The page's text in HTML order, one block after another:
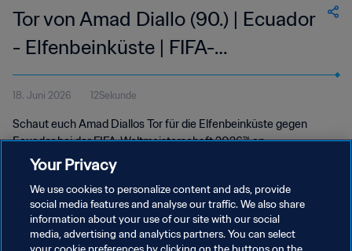
Tor von Amad Diallo (90.) | Ecuador
- Elfenbeinküste | FIFA-
Weltmeisterschaft 2026™
18. Juni 2026 12Sekunde
Schaut euch Amad Diallos Tor für die Elfenbeinküste gegen
Ecuador bei der FIFA-Weltmeisterschaft 2026™ an.
DATENSCHUTZ
Your Privacy
We use cookies to personalize content and ads, provide
social media features and analyse our traffic. We also share
information about your use of our site with our social
media, advertising and analytics partners. You can select